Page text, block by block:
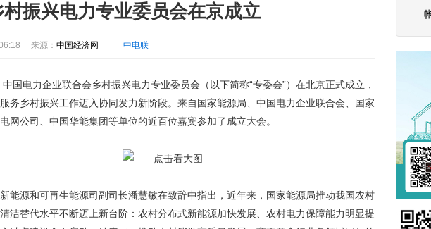
振兴电力专业委员会在京成立
来源： 中国经济网 中电联
国电力企业联合会乡村振兴电力专业委员会（以下简称“专委会”）在北京正式成立，
务乡村振兴工作迈入协同发力新阶段。来自国家能源局、中国电力企业联合会、国家
网公司、中国华能集团等单位的近百位嘉宾参加了成立大会。
源和可再生能源司副司长潘慧敏在致辞中指出，近年来，国家能源局推动我国农村
洁替代水平不断迈上新台阶：农村分布式新能源加快发展、农村电力保障能力明显提